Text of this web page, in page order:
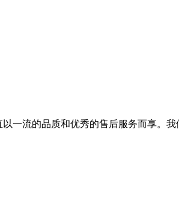
一流的品质和优秀的售后服务而享。我